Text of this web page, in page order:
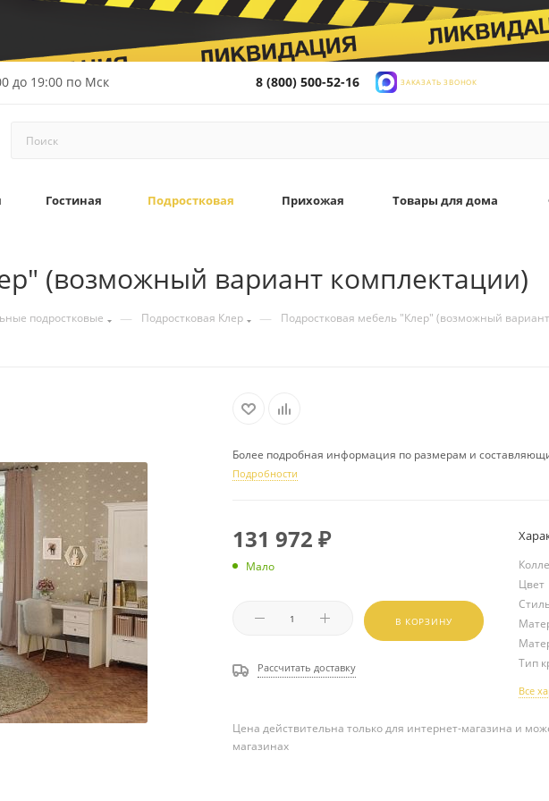
до 19:00 по Мск 8 (800) 500-52-16 ЗАКАЗАТЬ ЗВОНОК
Гостиная Подростковая Прихожая Товары для дома
(возможный вариант комплектации)
подростковые — Подростковая Клер — Подростковая мебель "Клер" (возможный
Более подробная информация по размерам и
Подробности
131 972 ₽
Мало
В КОРЗИНУ
Рассчитать доставку
Цвет
Тип
Все
Цена действительна только для интернет-магазина и
магазинах